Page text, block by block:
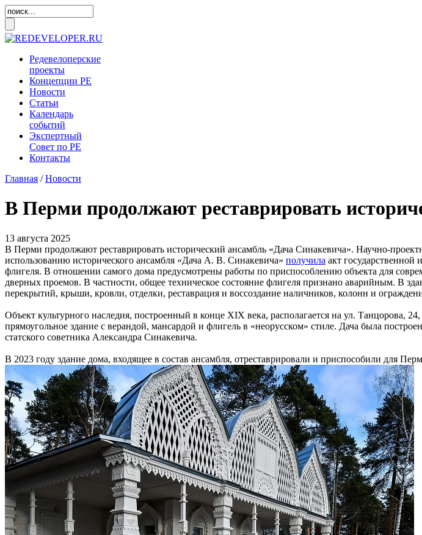
Редевелоперские
проекты
Концепции РЕ
Новости
Статьи
Календарь
событий
Экспертный
Совет по РЕ
Контакты
Главная /Новости
В Перми продолжают реставрировать
13 августа 2025
В Перми продолжают реставрировать исторический ансамбль «Дача Синакевича». Научно-
использованию исторического ансамбля «Дача А. В. Синакевича» получила акт
флигеля. В отношении самого дома предусмотрены работы по приспособлению объекта для
дверных проемов. В частности, общее техническое состояние флигеля признано аварийным. В
перекрытий, крыши, кровли, отделки, реставрация и воссоздание наличников, колонн и
Объект культурного наследия, построенный в конце XIX века, располагается на ул. Танцорова,
прямоугольное здание с верандой, мансардой и флигель в «неорусском» стиле. Дача была
статского советника Александра Синакевича.
В 2023 году здание дома, входящее в состав ансамбля, отреставрировали и приспособили для